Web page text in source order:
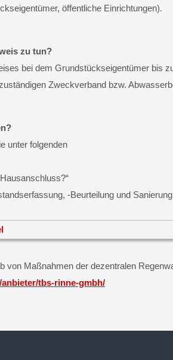
öffentliche Einrichtungen).
zu tun?
bei dem Grundstückseigentümer bis
Zweckverband bzw.
unter folgenden
-Beurteilung und
von Maßnahmen der dezentralen
tbs-rinne-gmbh/